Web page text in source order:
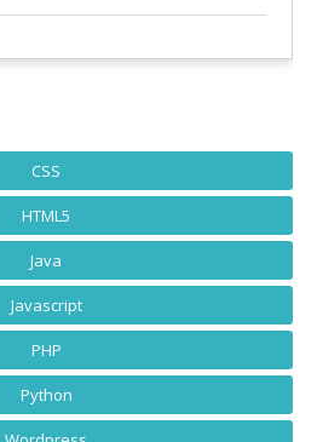
CSS
HTML5
Java
Javascript
PHP
Python